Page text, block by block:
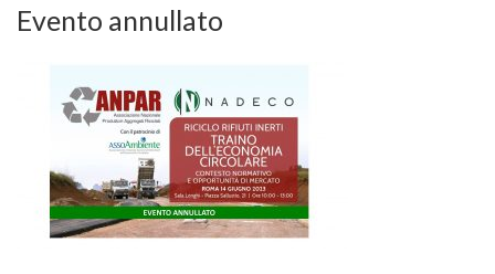
Evento annullato